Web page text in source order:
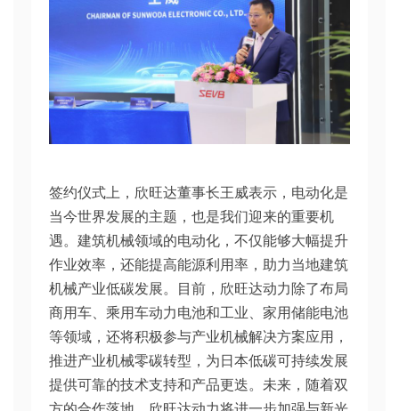
签约仪式上，欣旺达董事长王威表示，电动化是
当今世界发展的主题，也是我们迎来的重要机
遇。建筑机械领域的电动化，不仅能够大幅提升
作业效率，还能提高能源利用率，助力当地建筑
机械产业低碳发展。目前，欣旺达动力除了布局
商用车、乘用车动力电池和工业、家用储能电池
等领域，还将积极参与产业机械解决方案应用，
推进产业机械零碳转型，为日本低碳可持续发展
提供可靠的技术支持和产品更迭。未来，随着双